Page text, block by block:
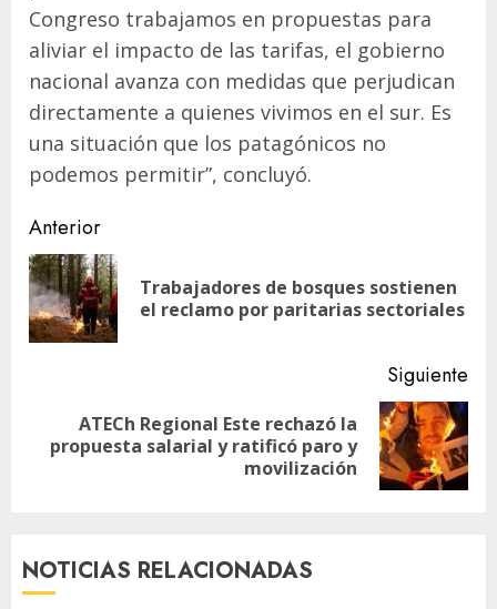
Congreso trabajamos en propuestas para
aliviar el impacto de las tarifas, el gobierno
nacional avanza con medidas que perjudican
directamente a quienes vivimos en el sur. Es
una situación que los patagónicos no
podemos permitir”, concluyó.
Navegación
de
entradas
Anterior
Trabajadores de bosques sostienen
el reclamo por paritarias sectoriales
Siguiente
Siguiente
ATECh Regional Este rechazó la
propuesta salarial y ratificó paro y
movilización
NOTICIAS RELACIONADAS